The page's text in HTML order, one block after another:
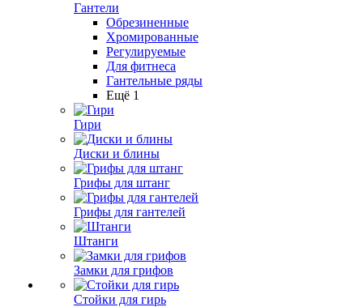
Гантели
Обрезиненные
Хромированные
Регулируемые
Для фитнеса
Гантельные ряды
Ещё 1
Гири
Диски и блины
Грифы для штанг
Грифы для гантелей
Штанги
Замки для грифов
Стойки для гирь